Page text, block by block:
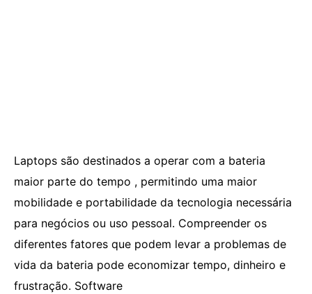
Laptops são destinados a operar com a bateria
maior parte do tempo , permitindo uma maior
mobilidade e portabilidade da tecnologia necessária
para negócios ou uso pessoal. Compreender os
diferentes fatores que podem levar a problemas de
vida da bateria pode economizar tempo, dinheiro e
frustração. Software